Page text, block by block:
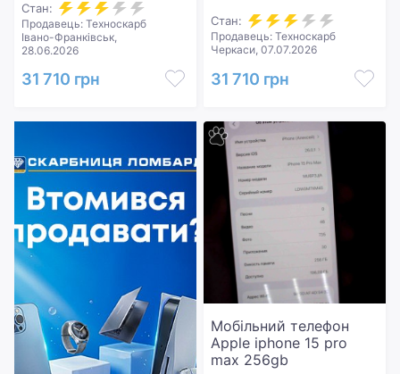
Стан:
Продавець: Техноскарб
Івано-Франківськ,
28.06.2026
31 710 грн
Стан:
Продавець: Техноскарб
Черкаси, 07.07.2026
31 710 грн
Мобільний телефон
Apple iphone 15 pro
max 256gb